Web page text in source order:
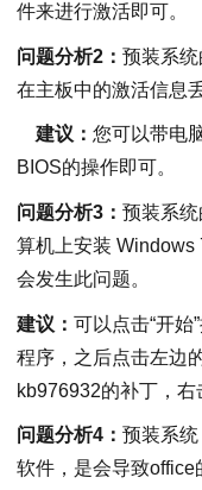
件来进行激活即可。
问题分析2： 预装系
在主板中的激活信息
建议： 您可以带电
BIOS的操作即可。
问题分析3： 预装系
算机上安装 Windows
会发生此问题。
建议： 可以点击“开始
程序，之后点击左边
kb976932的补丁，右
问题分析4： 预装系
软件，是会导致